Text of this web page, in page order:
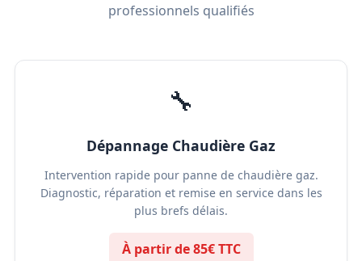
professionnels qualifiés
🔧
Dépannage Chaudière Gaz
Intervention rapide pour panne de chaudière gaz.
Diagnostic, réparation et remise en service dans les
plus brefs délais.
À partir de 85€ TTC